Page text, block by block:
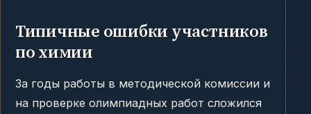
Типичные ошибки участников
по химии
За годы работы в методической комиссии и
на проверке олимпиадных работ сложился